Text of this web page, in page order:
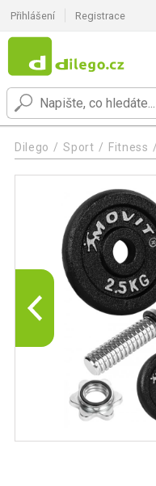
Přihlášení Registrace
Dilego Sport Fitness